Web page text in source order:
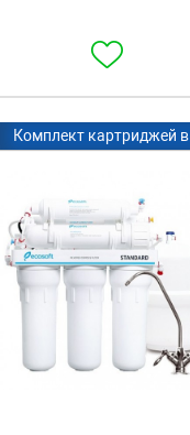
Комплект картриджей